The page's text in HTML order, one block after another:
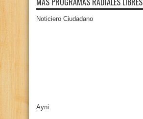
Noticiero Ciudadano
Ayni